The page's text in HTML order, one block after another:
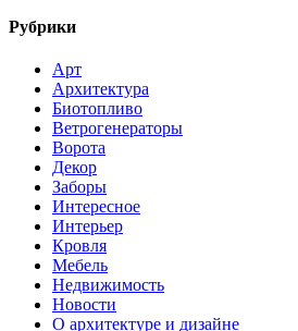
Рубрики
Арт
Архитектура
Биотопливо
Ветрогенераторы
Ворота
Декор
Заборы
Интересное
Интерьер
Кровля
Мебель
Недвижимость
Новости
О архитектуре и дизайне